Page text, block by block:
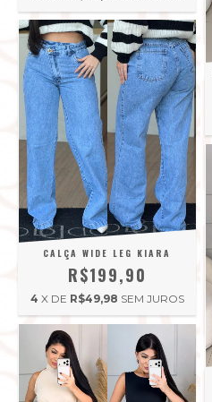
CALÇA WIDE LEG KIARA
R$199,90
4 X DE R$49,98 SEM JUROS